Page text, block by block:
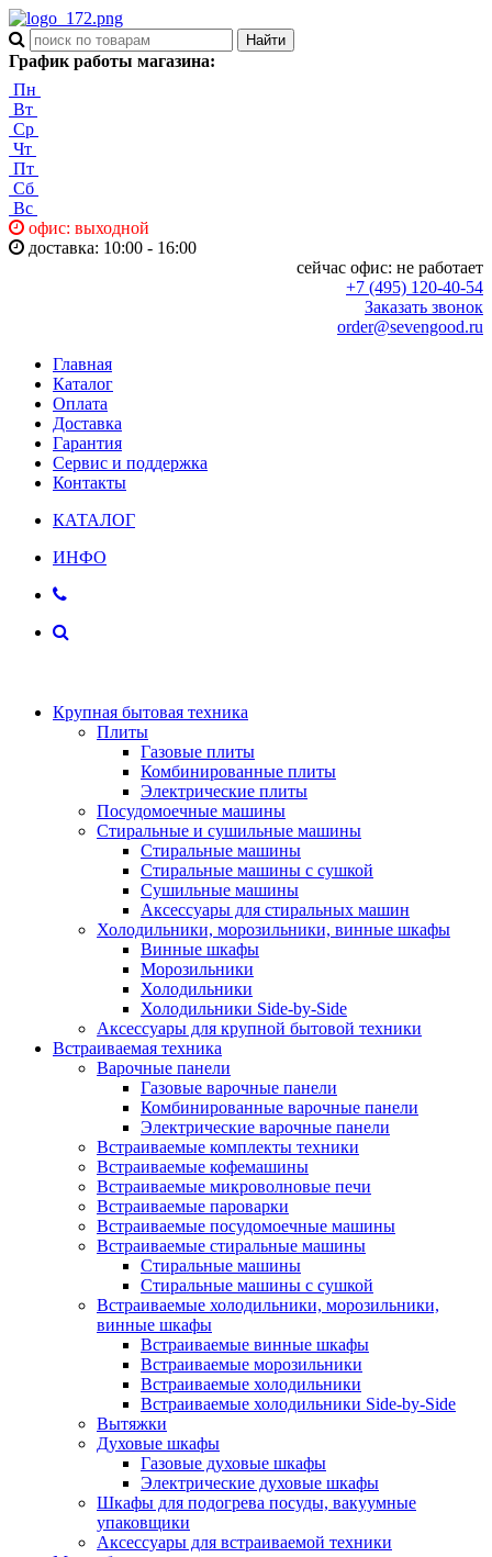
График работы магазина:
Пн
Вт
Ср
Чт
Пт
Сб
Вс
офис: выходной
доставка: 10:00 - 16:00
сейчас офис: не работает
+7 (495) 120-40-54
Заказать звонок
order@sevengood.ru
Главная
Каталог
Оплата
Доставка
Гарантия
Сервис и поддержка
Контакты
КАТАЛОГ
ИНФО
Крупная бытовая техника
Плиты
Газовые плиты
Комбинированные плиты
Электрические плиты
Посудомоечные машины
Стиральные и сушильные машины
Стиральные машины
Стиральные машины с сушкой
Сушильные машины
Аксессуары для стиральных машин
Холодильники, морозильники, винные шкафы
Винные шкафы
Морозильники
Холодильники
Холодильники Side-by-Side
Аксессуары для крупной бытовой техники
Встраиваемая техника
Варочные панели
Газовые варочные панели
Комбинированные варочные панели
Электрические варочные панели
Встраиваемые комплекты техники
Встраиваемые кофемашины
Встраиваемые микроволновые печи
Встраиваемые пароварки
Встраиваемые посудомоечные машины
Встраиваемые стиральные машины
Стиральные машины
Стиральные машины с сушкой
Встраиваемые холодильники, морозильники,
винные шкафы
Встраиваемые винные шкафы
Встраиваемые морозильники
Встраиваемые холодильники
Встраиваемые холодильники Side-by-Side
Вытяжки
Духовые шкафы
Газовые духовые шкафы
Электрические духовые шкафы
Шкафы для подогрева посуды, вакуумные
упаковщики
Аксессуары для встраиваемой техники